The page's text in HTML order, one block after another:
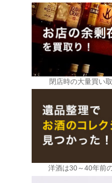
閉店時の大量買い
洋酒は30～40年前